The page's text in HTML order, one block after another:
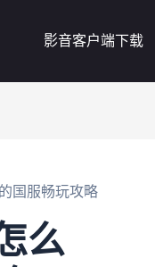
影音客户端下载
国服畅玩攻略
么